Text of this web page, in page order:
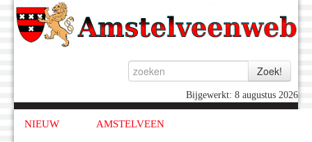
Bijgewerkt: 8 augustus 2026
NIEUW AMSTELVEEN